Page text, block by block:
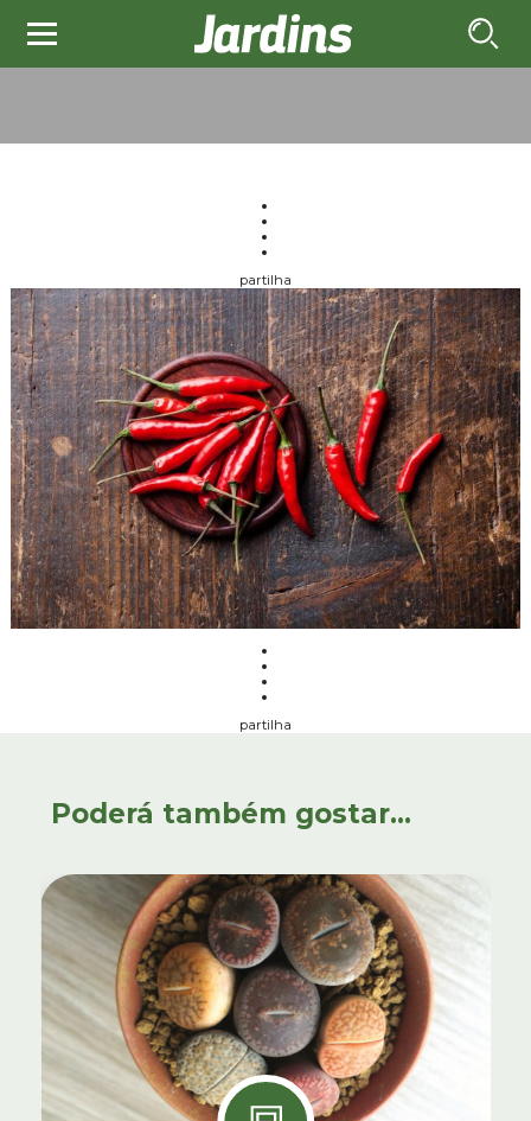
partilha
partilha
Poderá também gostar...